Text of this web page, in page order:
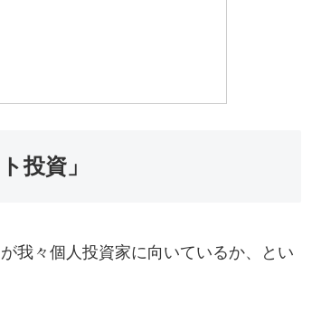
投資」
我々個人投資家に向いているか、とい